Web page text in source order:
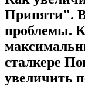
Припяти".
проблемы.
сталкере
увеличить